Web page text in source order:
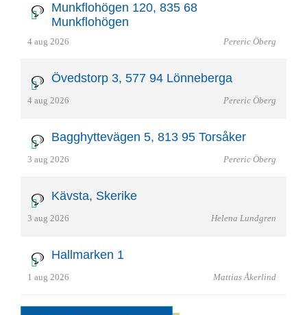
Munkflohögen 120, 835 68
Munkflohögen
4 aug 2026 Pereric Öberg
Övedstorp 3, 577 94 Lönneberga
4 aug 2026 Pereric Öberg
Bagghyttevägen 5, 813 95 Torsåker
3 aug 2026 Pereric Öberg
Kävsta, Skerike
3 aug 2026 Helena Lundgren
Hallmarken 1
1 aug 2026 Mattias Åkerlind